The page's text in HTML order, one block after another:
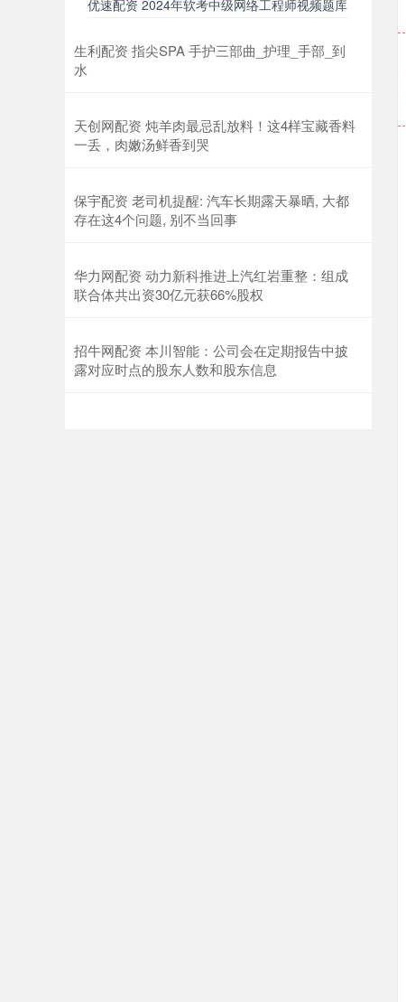
优速配资 2024年软考中级网络工程师视频题库
生利配资 指尖SPA 手护三部曲_护理_手部_到
水
天创网配资 炖羊肉最忌乱放料！这4样宝藏香料
一丢，肉嫩汤鲜香到哭
保宇配资 老司机提醒: 汽车长期露天暴晒, 大都
存在这4个问题, 别不当回事
华力网配资 动力新科推进上汽红岩重整：组成
联合体共出资30亿元获66%股权
招牛网配资 本川智能：公司会在定期报告中披
露对应时点的股东人数和股东信息